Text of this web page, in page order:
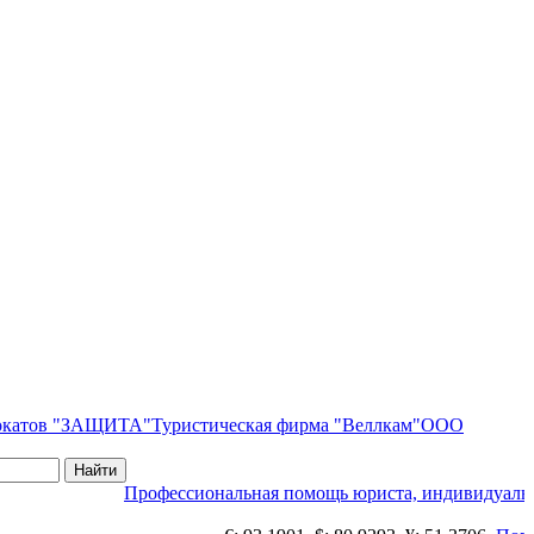
"ЗАЩИТА"Туристическая фирма "Веллкам"ООО
Профессиональная помощь юриста,